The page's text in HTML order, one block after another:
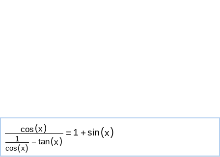
cos (x)
1
cos(x)
− tan(x)
= 1 +sin(x)